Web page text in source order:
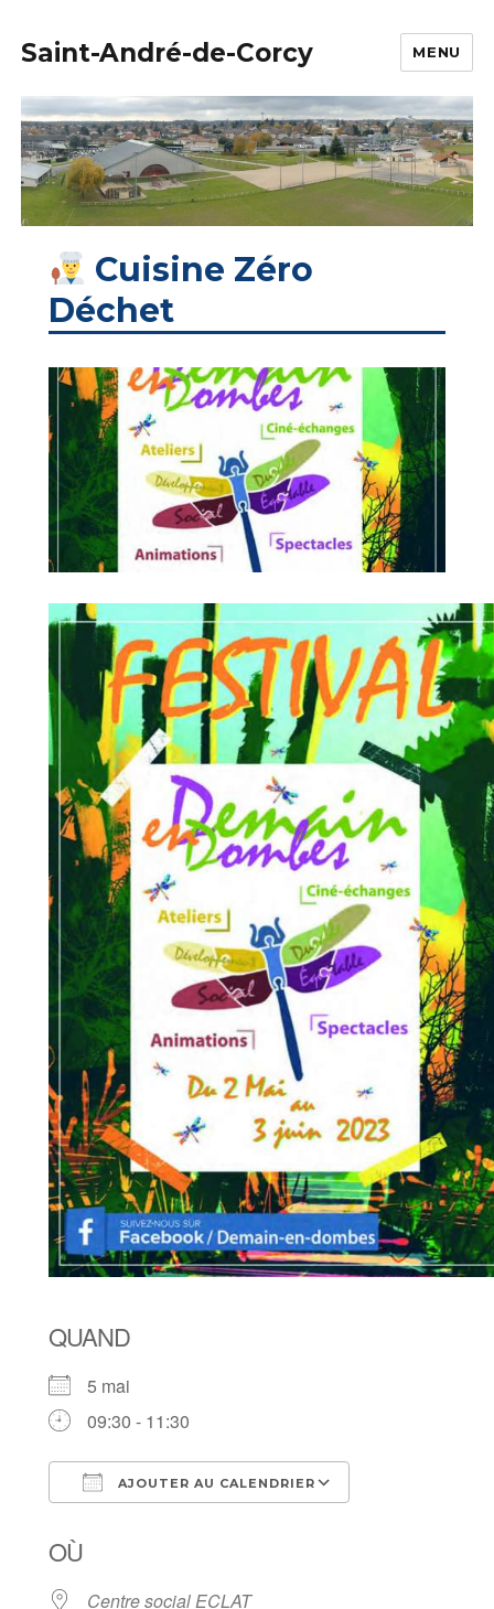
Saint-André-de-Corcy MENU
Cuisine Zéro
Déchet
QUAND
5 mai
09:30 - 11:30
AJOUTER AU CALENDRIER
OÙ
Centre social ECLAT